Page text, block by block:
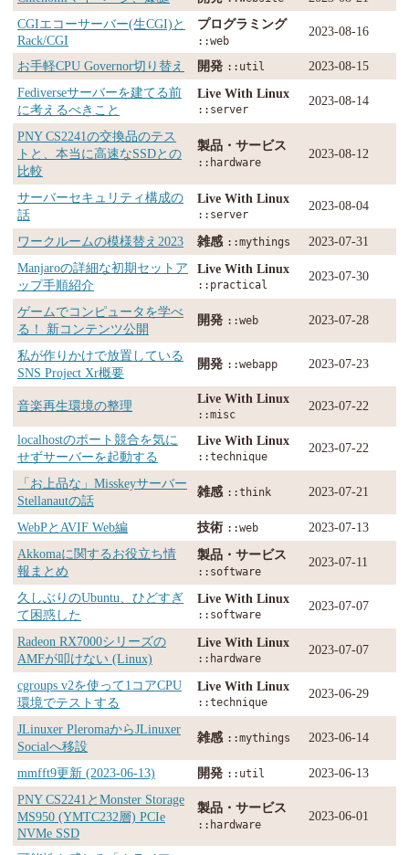
CGIエコーサーバー(生CGI)と
Rack/CGI
プログラミング
::web
2023-08-16
お手軽CPU Governor切り替え 開発 ::util
2023-08-15
Fediverseサーバーを建てる前
に考えるべきこと
Live With Linux
::server
2023-08-14
PNY CS2241の交換品のテス
トと、本当に高速なSSDとの
比較
製品・サービス
::hardware
2023-08-12
サーバーセキュリティ構成の
話
Live With Linux
::server
2023-08-04
ワークルームの模様替え2023 雑感 ::mythings
2023-07-31
Manjaroの詳細な初期セットア
ップ手順紹介
Live With Linux
::practical
2023-07-30
ゲームでコンピュータを学べ
る！ 新コンテンツ公開
開発 ::web 2023-07-28
私が作りかけで放置している
SNS Project Xr概要
開発 ::webapp 2023-07-23
音楽再生環境の整理 Live With Linux
::misc
2023-07-22
localhostのポート競合を気に
せずサーバーを起動する
Live With Linux
::technique
2023-07-22
「お上品な」Misskeyサーバー
Stellanautの話
雑感 ::think 2023-07-21
WebPとAVIF Web編 技術 ::web
2023-07-13
Akkomaに関するお役立ち情
報まとめ
製品・サービス
::software
2023-07-11
久しぶりのUbuntu、ひどすぎ
て困惑した
Live With Linux
::software
2023-07-07
Radeon RX7000シリーズの
AMFが叩けない (Linux)
Live With Linux
::hardware
2023-07-07
cgroups v2を使って1コアCPU
環境でテストする
Live With Linux
::technique
2023-06-29
JLinuxer PleromaからJLinuxer
Socialへ移設
雑感 ::mythings 2023-06-14
mmfft9更新 (2023-06-13) 開発 ::util
2023-06-13
PNY CS2241とMonster Storage
MS950 (YMTC232層) PCIe
NVMe SSD
製品・サービス
::hardware
2023-06-01